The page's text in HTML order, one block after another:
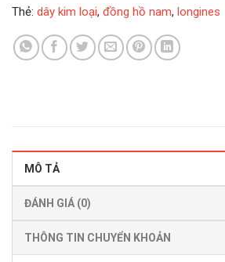
Thẻ: dây kim loại, đồng hồ nam, longines
MÔ TẢ
ĐÁNH GIÁ (0)
THÔNG TIN CHUYỂN KHOẢN